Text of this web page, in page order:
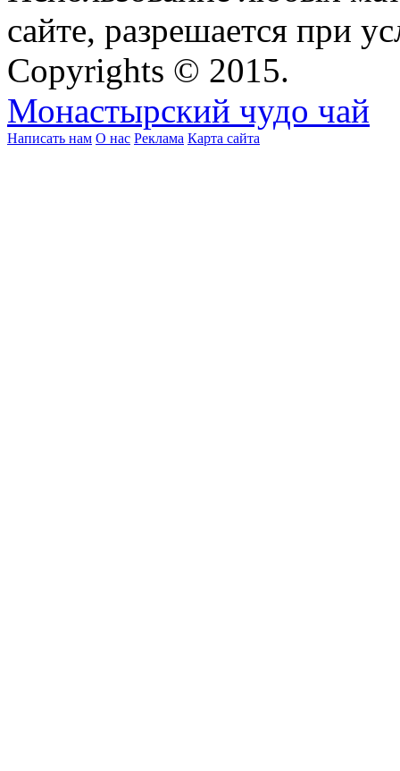
сайте, разрешается при
Copyrights © 2015.
Монастырский чудо чай
Написать нам О нас Реклама Карта сайта